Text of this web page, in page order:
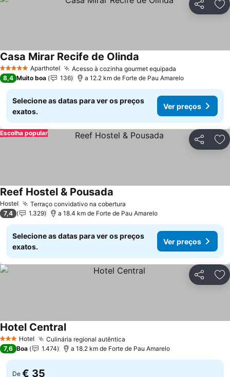
Partilhar
5 Estrelas Aparthotel Acesso à cozinha gourmet equipada
Casa Mirar Recife de Olinda
8,4 Muito boa 136 a 12.2 km de Forte de Pau Amarelo
Selecione as datas para ver os preços
exatos.
Ver preços
Partilhar
Escolha popular
Hostel Terraço convidativo na cobertura
Reef Hostel & Pousada
7,4 1.329 a 18.4 km de Forte de Pau Amarelo
Selecione as datas para ver os preços
exatos.
Ver preços
Partilhar
3 EstrelasHotel Culinária regional autêntica
Hotel CentralVer preços
7,6 Boa 1.474 a 18.2 km de Forte de Pau Amarelo
De € 35